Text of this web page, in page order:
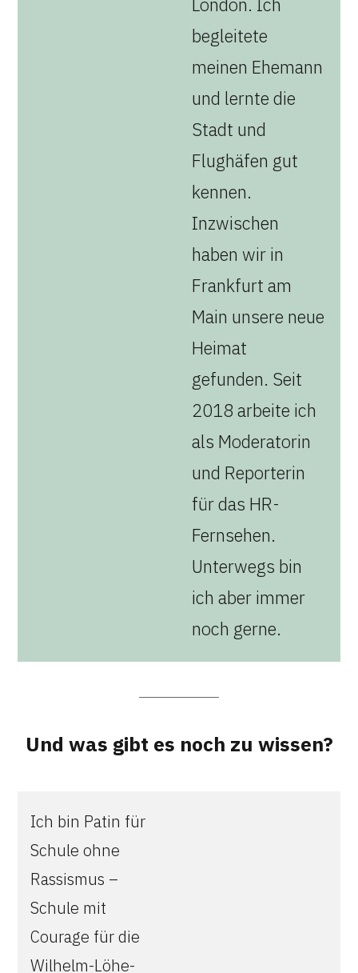
begleitete
meinen Ehemann
und lernte die
Stadt und
Flughäfen gut
kennen.
Inzwischen
haben wir in
Frankfurt am
Main unsere neue
Heimat
gefunden. Seit
2018 arbeite ich
als Moderatorin
und Reporterin
für das HR-
Fernsehen.
Unterwegs bin
ich aber immer
noch gerne.
Und was gibt es noch zu wissen?
Ich bin Patin für
Schule ohne
Rassismus –
Schule mit
Courage für die
Wilhelm-Löhe-